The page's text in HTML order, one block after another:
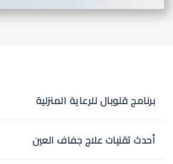
برنامج قلوبال للرعاية المنزلية
أحدث تقنيات علاج جفاف العين